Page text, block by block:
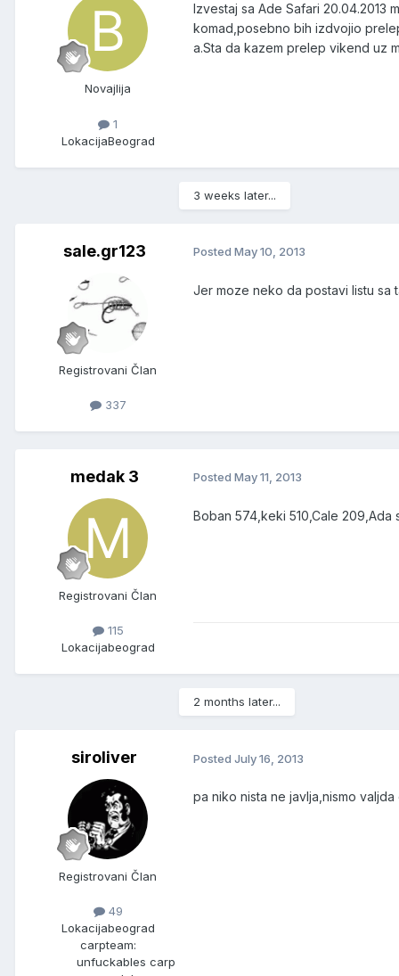
Novajlija
1
LokacijaBeograd
Izvestaj sa Ade Safari 20.04.2013
komad,posebno bih izdvojio
a.Sta da kazem prelep vikend uz
3 weeks later...
sale.gr123
Registrovani Član
337
Posted May 10, 2013
Jer moze neko da postavi listu sa
medak 3
Registrovani Član
115
Lokacijabeograd
Posted May 11, 2013
Boban 574,keki 510,Cale 209,Ada
2 months later...
siroliver
Registrovani Član
49
Lokacijabeograd
carpteam:
unfuckables carp
Posted July 16, 2013
pa niko nista ne javlja,nismo